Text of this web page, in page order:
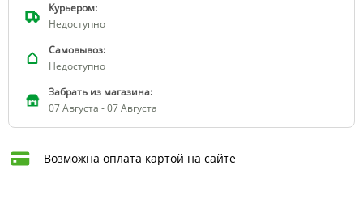
Курьером:
Недоступно
Самовывоз:
Недоступно
Забрать из магазина:
07 Августа - 07 Августа
Возможна оплата картой на сайте